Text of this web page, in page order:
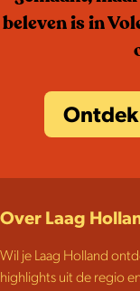
beleven is in
Over Laag
Wil je Laag Holland
highlights uit de regio